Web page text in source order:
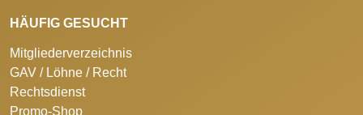
HÄUFIG GESUCHT
Mitgliederverzeichnis
GAV / Löhne / Recht
Rechtsdienst
Promo-Shop